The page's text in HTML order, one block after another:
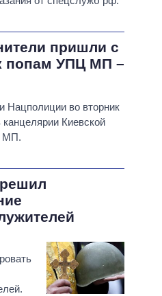
пришли с
попам УПЦ МП –
Нацполиции во вторник
Киевской
МП.